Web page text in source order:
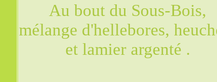
Au bout du Sous-Bois,
mélange d'hellebores,
et lamier argenté .